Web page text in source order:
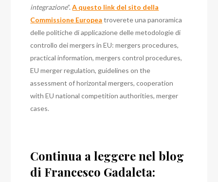
integrazione”.A questo link del sito della
Commissione Europea troverete una panoramica
delle politiche di applicazione delle metodologie di
controllo dei mergers in EU: mergers procedures,
practical information, mergers control procedures,
EU merger regulation, guidelines on the
assessment of horizontal mergers, cooperation
with EU national competition authorities, merger
cases.
Continua a leggere nel blog
di Francesco Gadaleta: